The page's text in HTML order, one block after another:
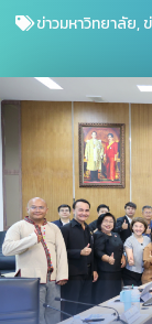
ข่าวมหาวิทยาลัย,